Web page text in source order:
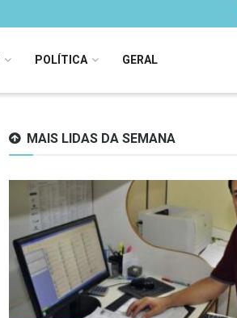
POLÍTICA GERAL
MAIS LIDAS DA SEMANA